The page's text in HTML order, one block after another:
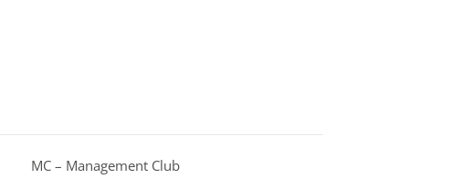
MC – Management Club